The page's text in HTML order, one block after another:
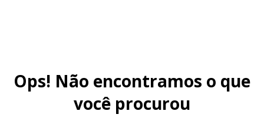
Ops! Não encontramos o que
você procurou